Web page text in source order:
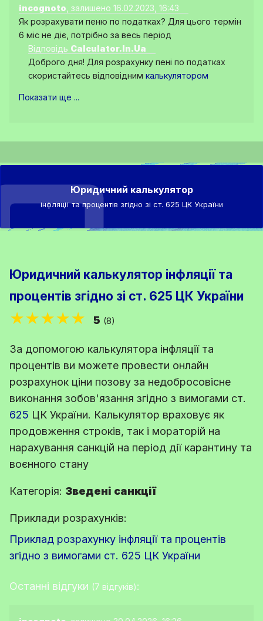
incognoto , залишено 16.02.2023, 16:43
Як розрахувати пеню по податках? Для цього термін
6 міс не діє, потрібно за весь період
Відповідь Calculator.In.Ua
Доброго дня! Для розрахунку пені по податках
скористайтесь відповідним калькулятором
Показати ще ...
Юридичний калькулятор
інфляції та процентів згідно зі ст. 625 ЦК України
Юридичний калькулятор інфляції та
процентів згідно зі ст. 625 ЦК України
★★★★★ 5 (8)
За допомогою калькулятора інфляції та
процентів ви можете провести онлайн
розрахунок ціни позову за недобросовісне
виконання зобов'язання згідно з вимогами ст.
625 ЦК України. Калькулятор враховує як
продовження строків, так і мораторій на
нарахування санкцій на період дії карантину та
воєнного стану
Категорія: Зведені санкції
Приклади розрахунків:
Приклад розрахунку інфляції та процентів
згідно з вимогами ст. 625 ЦК України
Останні відгуки (7 відгуків):